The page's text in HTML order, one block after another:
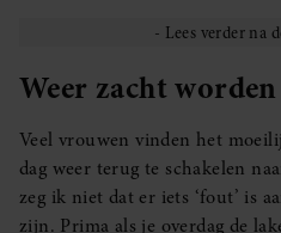
Weer zacht worden
Veel vrouwen vinden het
dag weer terug te schakelen
zeg ik niet dat er iets ‘fout’ is
zijn. Prima als je overdag de